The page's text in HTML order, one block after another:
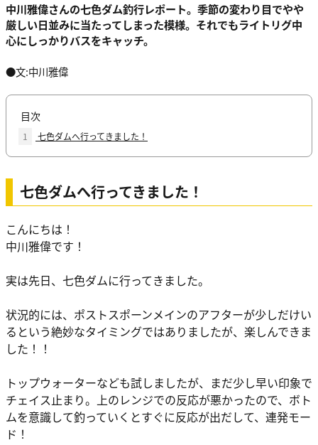
中川雅偉さんの七色ダム釣行レポート。季節の変わり目でやや
厳しい日並みに当たってしまった模様。それでもライトリグ中
心にしっかりバスをキャッチ。
●文:中川雅偉
目次
1 七色ダムへ行ってきました！
七色ダムへ行ってきました！
こんにちは！
中川雅偉です！
実は先日、七色ダムに行ってきました。
状況的には、ポストスポーンメインのアフターが少しだけい
るという絶妙なタイミングではありましたが、楽しんできま
した！！
トップウォーターなども試しましたが、まだ少し早い印象で
チェイス止まり。上のレンジでの反応が悪かったので、ボト
ムを意識して釣っていくとすぐに反応が出だして、連発モー
ド！